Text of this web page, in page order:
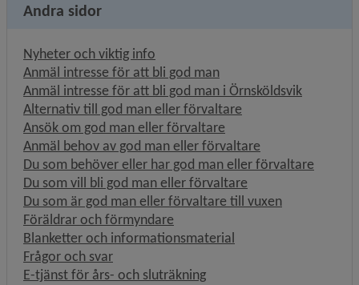
Andra sidor
Nyheter och viktig info
Anmäl intresse för att bli god manLänk till annan
Anmäl intresse för att bli god man i ÖrnsköldsvikLänk till
Alternativ till god man eller förvaltare
Ansök om god man eller förvaltare
Anmäl behov av god man eller förvaltare
Du som behöver eller har god man eller förvaltare
Du som vill bli god man eller förvaltare
Du som är god man eller förvaltare till vuxen
Föräldrar och förmyndare
Blanketter och informationsmaterial
Frågor och svar
E-tjänst för års- och sluträkning